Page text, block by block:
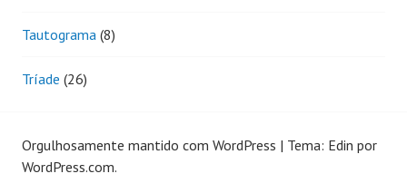
Tautograma (8)
Tríade (26)
Orgulhosamente mantido com WordPress | Tema: Edin por
WordPress.com.